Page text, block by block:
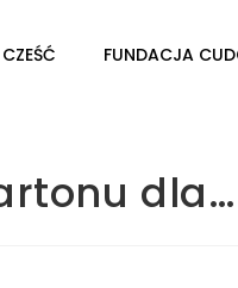
CZEŚĆ FUNDACJA
dla…